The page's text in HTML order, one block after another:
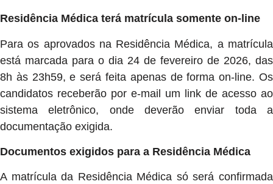
Residência Médica terá matrícula somente on-line
Para os aprovados na Residência Médica, a matrícula
está marcada para o dia 24 de fevereiro de 2026, das
8h às 23h59, e será feita apenas de forma on-line. Os
candidatos receberão por e-mail um link de acesso ao
sistema eletrônico, onde deverão enviar toda a
documentação exigida.
Documentos exigidos para a Residência Médica
A matrícula da Residência Médica só será confirmada